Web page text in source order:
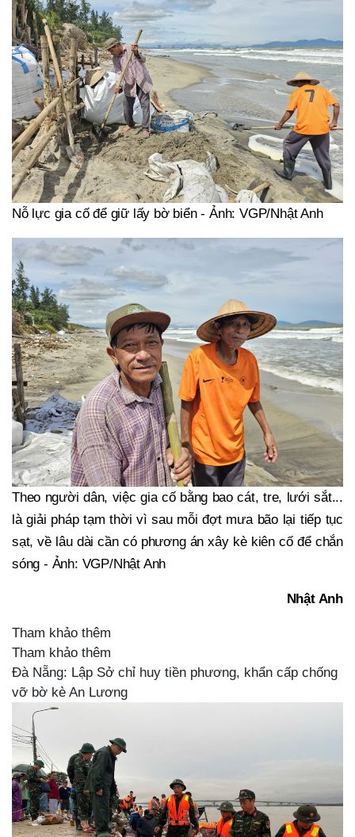
Nỗ lực gia cố để giữ lấy bờ biển - Ảnh: VGP/Nhật Anh
Theo người dân, việc gia cố bằng bao cát, tre, lưới sắt...
là giải pháp tạm thời vì sau mỗi đợt mưa bão lại tiếp tục
sạt, về lâu dài cần có phương án xây kè kiên cố để chắn
sóng - Ảnh: VGP/Nhật Anh
Nhật Anh
Tham khảo thêm
Tham khảo thêm
Đà Nẵng: Lập Sở chỉ huy tiền phương, khẩn cấp chống
vỡ bờ kè An Lương